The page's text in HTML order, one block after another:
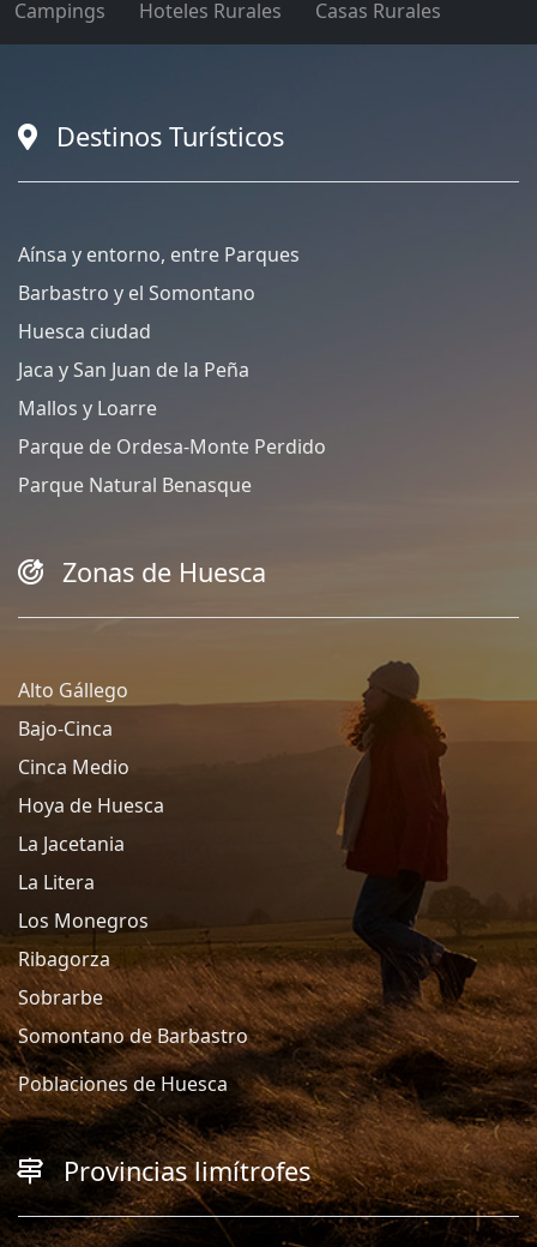
Campings Hoteles Rurales Casas Rurales
Destinos Turísticos
Aínsa y entorno, entre Parques
Barbastro y el Somontano
Huesca ciudad
Jaca y San Juan de la Peña
Mallos y Loarre
Parque de Ordesa-Monte Perdido
Parque Natural Benasque
Zonas de Huesca
Alto Gállego
Bajo-Cinca
Cinca Medio
Hoya de Huesca
La Jacetania
La Litera
Los Monegros
Ribagorza
Sobrarbe
Somontano de Barbastro
Poblaciones de Huesca
Provincias limítrofes